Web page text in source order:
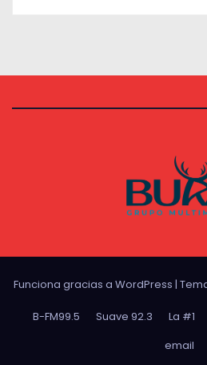
Funciona gracias a WordPress |
B-FM99.5 Suave 92.3 La #1
email